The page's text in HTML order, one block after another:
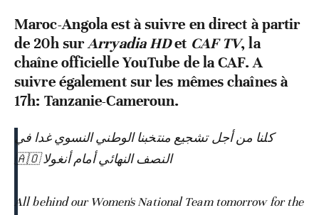
Maroc-Angola est à suivre en direct à partir
de 20h surArryadia HDet CAF TV, la
chaîne officielle YouTube de la CAF. A
suivre également sur les mêmes chaînes à
17h: Tanzanie-Cameroun.
كلنا من أجل تشجيع منتخبنا الوطني النسوي غدا في
النصف النهائي أمام أنغولا 🇦🇴
All behind our Women's National Team tomorrow for the